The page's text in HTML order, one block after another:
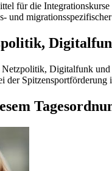
für die
und
Digitalfunk und
der